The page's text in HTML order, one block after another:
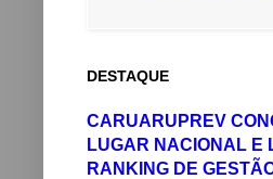
DESTAQUE
CARUARUPREV
LUGAR NACIONAL E
RANKING DE